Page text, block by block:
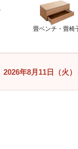
畳ベンチ・畳椅
2026年8月11日（火）